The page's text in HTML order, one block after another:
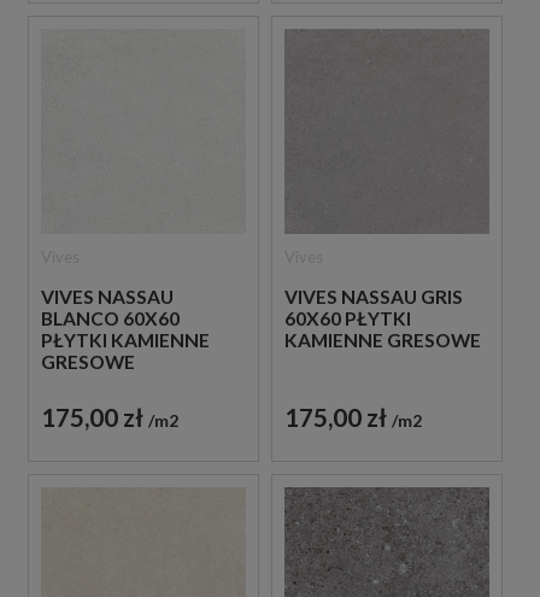
VIVES NASSAU
BLANCO 60X60
PŁYTKI KAMIENNE
GRESOWE
175,00 zł m2
VIVES NASSAU GRIS
60X60 PŁYTKI
KAMIENNE GRESOWE
175,00 zł m2